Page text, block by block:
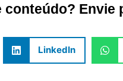
conteúdo? Envie
LinkedIn